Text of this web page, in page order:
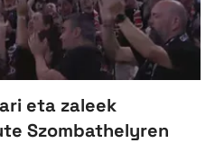
eta zaleek
Szombathelyren